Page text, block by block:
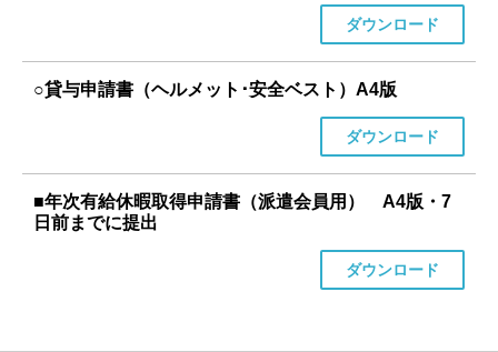
ダウンロード
○貸与申請書（ヘルメット･安全ベスト）A4版
ダウンロード
■年次有給休暇取得申請書（派遣会員用） A4版・7
日前までに提出
ダウンロード